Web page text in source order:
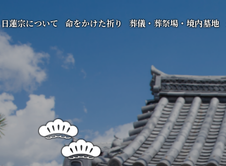
日蓮宗について 命をかけた祈り 葬儀・葬祭場・境内墓地